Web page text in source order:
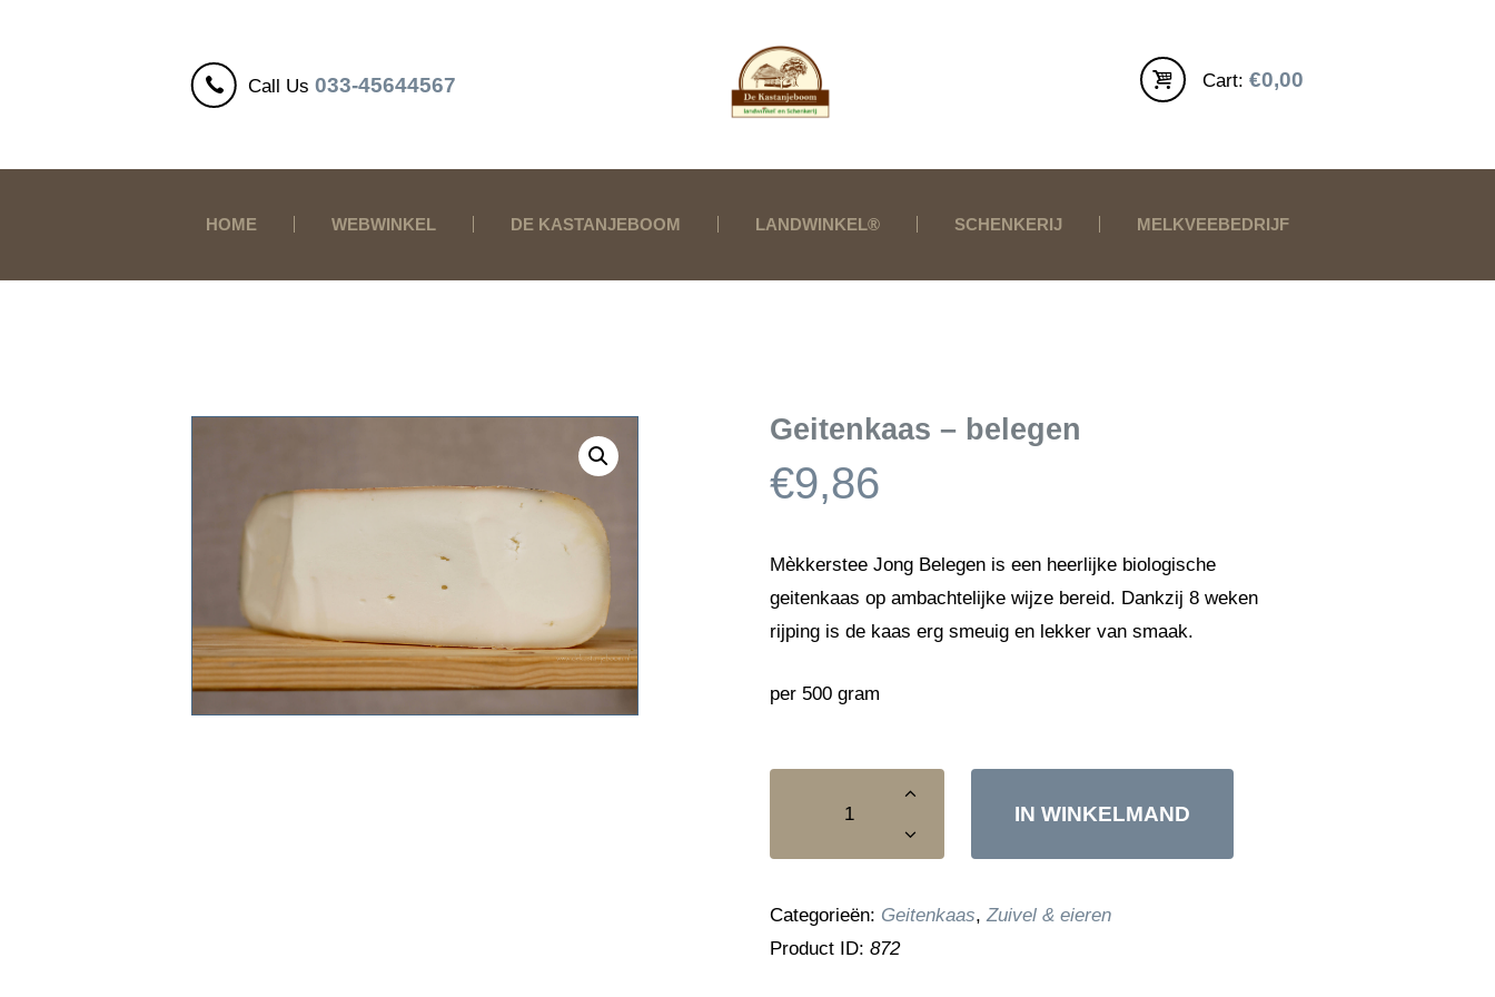
Call Us 033-45644567 Cart: €0,00
HOME WEBWINKEL DE KASTANJEBOOM LANDWINKEL® SCHENKERIJ MELKVEEBEDRIJF
Geitenkaas – belegen
€9,86
Mèkkerstee Jong Belegen is een heerlijke biologische
geitenkaas op ambachtelijke wijze bereid. Dankzij 8 weken
rijping is de kaas erg smeuig en lekker van smaak.
per 500 gram
belegen
IN WINKELMAND
Categorieën: Geitenkaas, Zuivel & eieren
Product ID: 872